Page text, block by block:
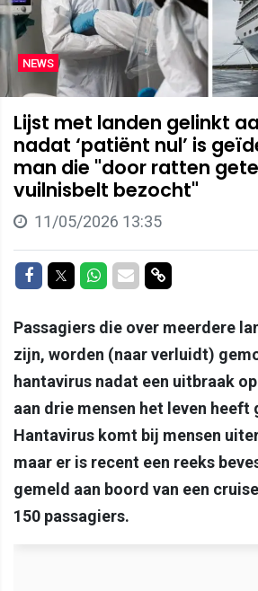
NEWS
Lijst met landen gelinkt
nadat ‘patiënt nul’ is
man die "door ratten
vuilnisbelt bezocht"
11/05/2026 13:35
Delen op Facebook
Delen op Twitter
Delen op Whatsapp
Delen via Mail
Delen via link
Passagiers die over meerdere
zijn, worden (naar verluidt)
hantavirus nadat een uitbraak
aan drie mensen het leven heeft
Hantavirus komt bij mensen
maar er is recent een reeks
gemeld aan boord van een
150 passagiers.